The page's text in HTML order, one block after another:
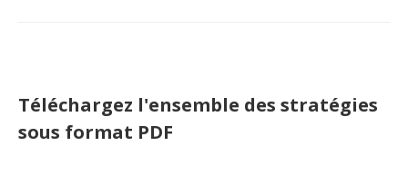
Téléchargez l'ensemble des stratégies
sous format PDF